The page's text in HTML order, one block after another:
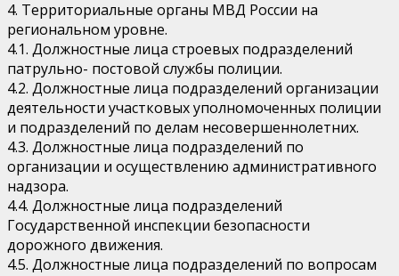
4. Территориальные органы МВД России на
региональном уровне.
4.1. Должностные лица строевых подразделений
патрульно- постовой службы полиции.
4.2. Должностные лица подразделений организации
деятельности участковых уполномоченных полиции
и подразделений по делам несовершеннолетних.
4.3. Должностные лица подразделений по
организации и осуществлению административного
надзора.
4.4. Должностные лица подразделений
Государственной инспекции безопасности
дорожного движения.
4.5. Должностные лица подразделений по вопросам